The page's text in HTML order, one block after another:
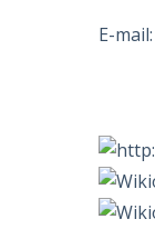
E-mail: